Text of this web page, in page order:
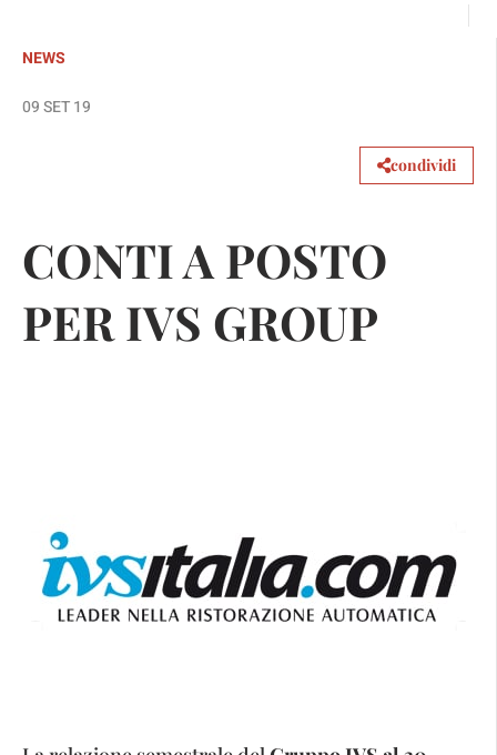
NEWS
09 SET 19
condividi
CONTI A POSTO
PER IVS GROUP